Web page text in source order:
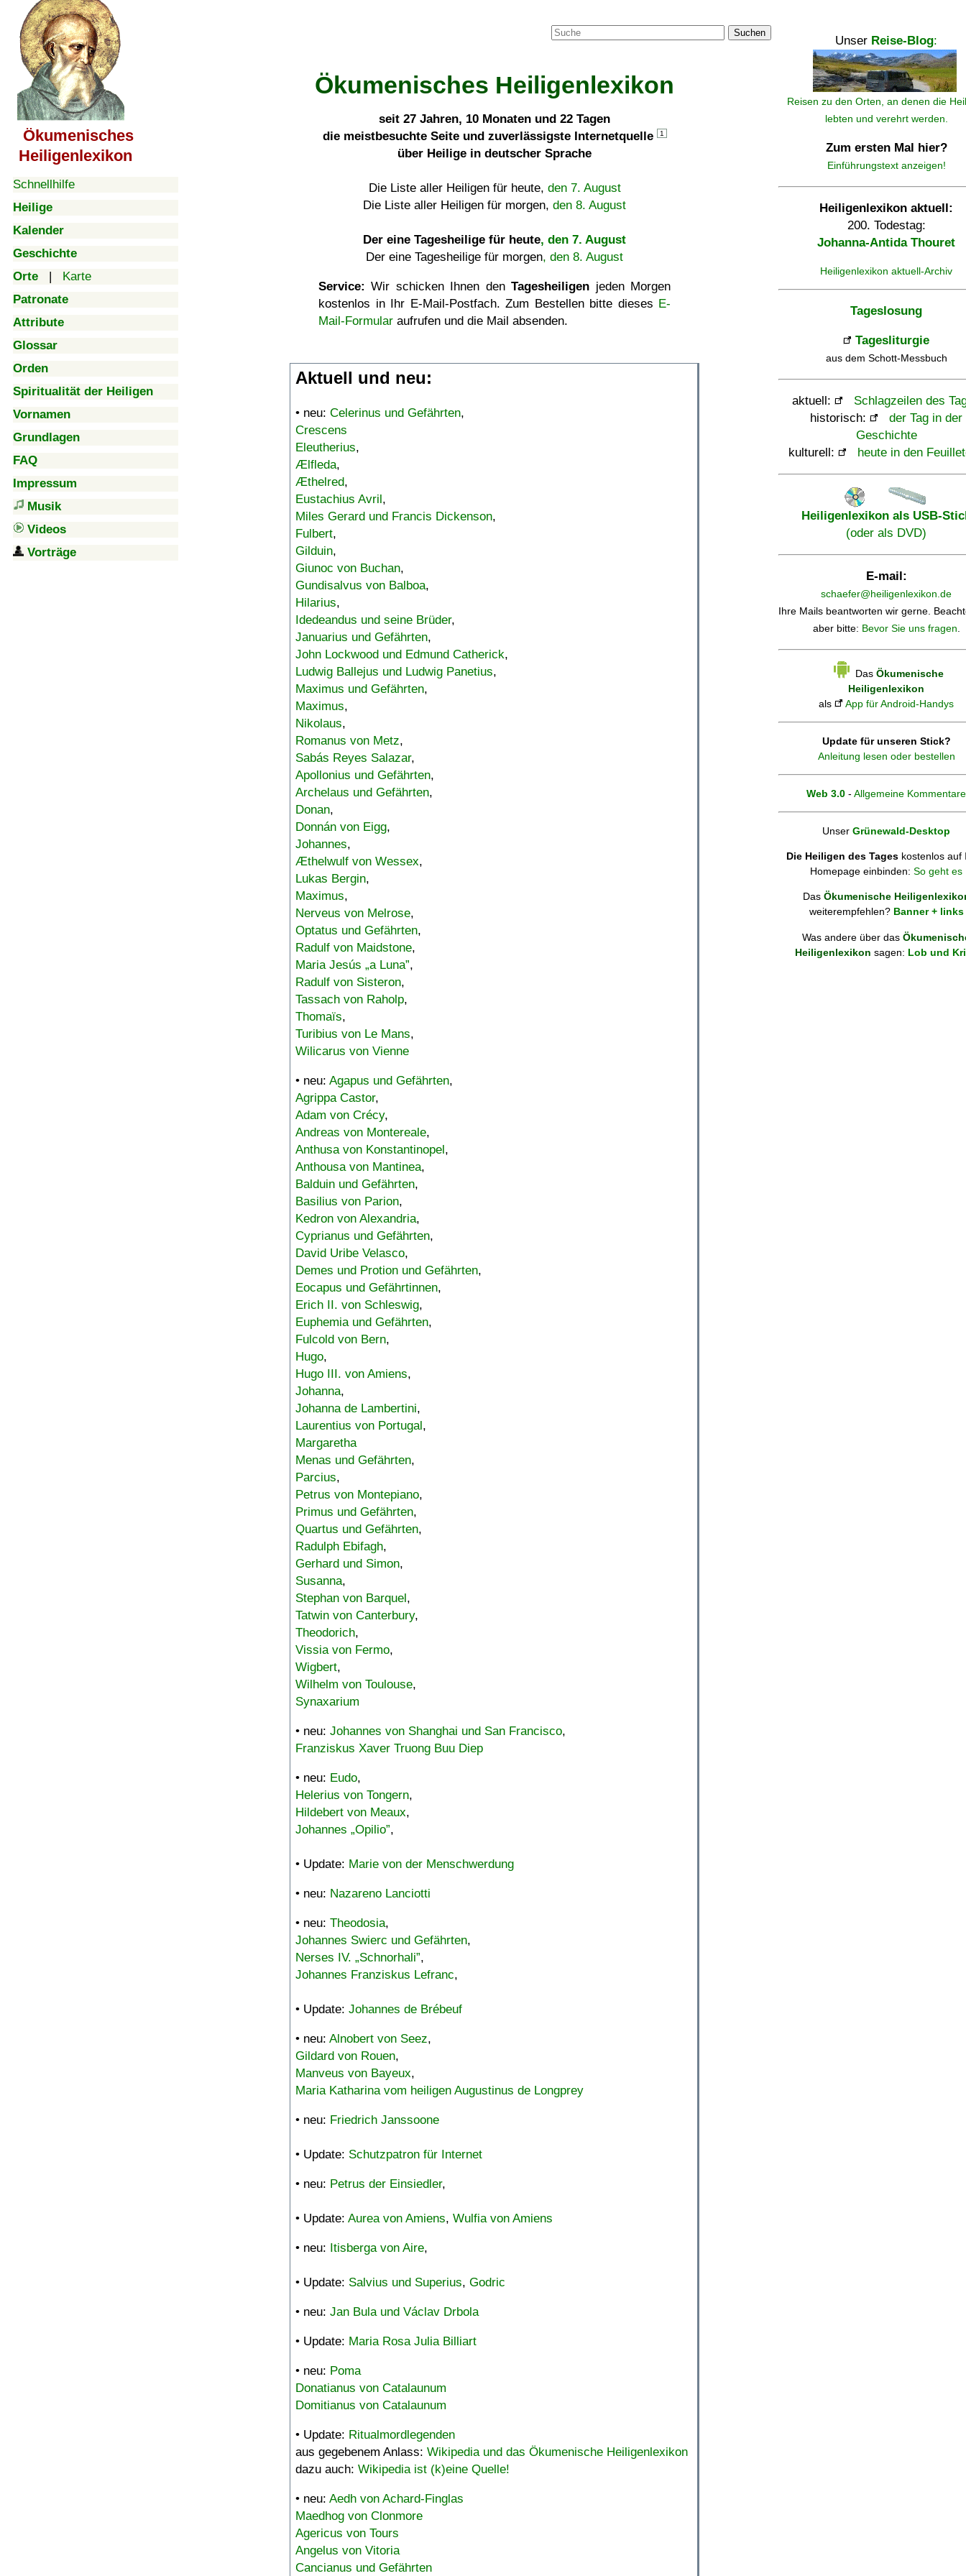
Ökumenisches
Heiligenlexikon
Schnellhilfe
Heilige
Kalender
Geschichte
Orte | Karte
Patronate
Attribute
Glossar
Orden
Spiritualität der Heiligen
Vornamen
Grundlagen
FAQ
Impressum
Musik
Videos
Vorträge
Suchen
Ökumenisches Heiligenlexikon
seit 27 Jahren, 10 Monaten und 22 Tagen
die meistbesuchte Seite und zuverlässigste Internetquelle
1
über Heilige in deutscher Sprache
Die Liste aller Heiligen für heute, den 7. August
Die Liste aller Heiligen für morgen, den 8. August
Der eine Tagesheilige für heute, den 7. August
Der eine Tagesheilige für morgen, den 8. August
Service: Wir schicken Ihnen denTagesheiligen jeden Morgen
kostenlos in Ihr E-Mail-Postfach. Zum Bestellen bitte dieses E-
Mail-Formular aufrufen und die Mail absenden.
Aktuell und neu:
• neu: Celerinus und Gefährten,
Crescens
Eleutherius,
Ælfleda,
Æthelred,
Eustachius Avril,
Miles Gerard und Francis Dickenson,
Fulbert,
Gilduin,
Giunoc von Buchan,
Gundisalvus von Balboa,
Hilarius,
Idedeandus und seine Brüder,
Januarius und Gefährten,
John Lockwood und Edmund Catherick,
Ludwig Ballejus und Ludwig Panetius,
Maximus und Gefährten,
Maximus,
Nikolaus,
Romanus von Metz,
Sabás Reyes Salazar,
Apollonius und Gefährten,
Archelaus und Gefährten,
Donan,
Donnán von Eigg,
Johannes,
Æthelwulf von Wessex,
Lukas Bergin,
Maximus,
Nerveus von Melrose,
Optatus und Gefährten,
Radulf von Maidstone,
Maria Jesús „a Luna”,
Radulf von Sisteron,
Tassach von Raholp,
Thomaïs,
Turibius von Le Mans,
Wilicarus von Vienne
• neu: Agapus und Gefährten,
Agrippa Castor,
Adam von Crécy,
Andreas von Montereale,
Anthusa von Konstantinopel,
Anthousa von Mantinea,
Balduin und Gefährten,
Basilius von Parion,
Kedron von Alexandria,
Cyprianus und Gefährten,
David Uribe Velasco,
Demes und Protion und Gefährten,
Eocapus und Gefährtinnen,
Erich II. von Schleswig,
Euphemia und Gefährten,
Fulcold von Bern,
Hugo,
Hugo III. von Amiens,
Johanna,
Johanna de Lambertini,
Laurentius von Portugal,
Margaretha
Menas und Gefährten,
Parcius,
Petrus von Montepiano,
Primus und Gefährten,
Quartus und Gefährten,
Radulph Ebifagh,
Gerhard und Simon,
Susanna,
Stephan von Barquel,
Tatwin von Canterbury,
Theodorich,
Vissia von Fermo,
Wigbert,
Wilhelm von Toulouse,
Synaxarium
• neu: Johannes von Shanghai und San Francisco,
Franziskus Xaver Truong Buu Diep
• neu: Eudo,
Helerius von Tongern,
Hildebert von Meaux,
Johannes „Opilio”,
• Update: Marie von der Menschwerdung
• neu: Nazareno Lanciotti
• neu: Theodosia,
Johannes Swierc und Gefährten,
Nerses IV. „Schnorhali”,
Johannes Franziskus Lefranc,
• Update: Johannes de Brébeuf
• neu: Alnobert von Seez,
Gildard von Rouen,
Manveus von Bayeux,
Maria Katharina vom heiligen Augustinus de Longprey
• neu: Friedrich Janssoone
• Update: Schutzpatron für Internet
• neu: Petrus der Einsiedler,
• Update: Aurea von Amiens, Wulfia von Amiens
• neu: Itisberga von Aire,
• Update: Salvius und Superius, Godric
• neu: Jan Bula und Václav Drbola
• Update: Maria Rosa Julia Billiart
• neu: Poma
Donatianus von Catalaunum
Domitianus von Catalaunum
• Update: Ritualmordlegenden
aus gegebenem Anlass: Wikipedia und das Ökumenische Heiligenlexikon
dazu auch: Wikipedia ist (k)eine Quelle!
• neu: Aedh von Achard-Finglas
Maedhog von Clonmore
Agericus von Tours
Angelus von Vitoria
Cancianus und Gefährten
Unser Reise-Blog:
Reisen zu den Orten, an denen die
lebten und verehrt werden.
Zum ersten Mal hier?
Einführungstext anzeigen!
Heiligenlexikon aktuell:
200. Todestag:
Johanna-Antida Thouret
Heiligenlexikon aktuell-Archiv
Tageslosung
Tagesliturgie
aus dem Schott-Messbuch
aktuell:
Schlagzeilen des
historisch:
der Tag in der
Geschichte
kulturell:
heute in den
Heiligenlexikon als USB-
(oder als DVD)
E-mail:
schaefer@heiligenlexikon.de
Ihre Mails beantworten wir gerne.
aber bitte: Bevor Sie uns fragen.
Das Ökumenische
Heiligenlexikon
als
App für Android-Handys
Update für unseren Stick?
Anleitung lesen oder bestellen
Web 3.0 - Allgemeine Kommentare
Unser Grünewald-Desktop
Die Heiligen des Tages kostenlos auf
Homepage einbinden: So geht es
Das Ökumenische
weiterempfehlen? Banner + links
Was andere über das
Heiligenlexikon sagen: Lob und